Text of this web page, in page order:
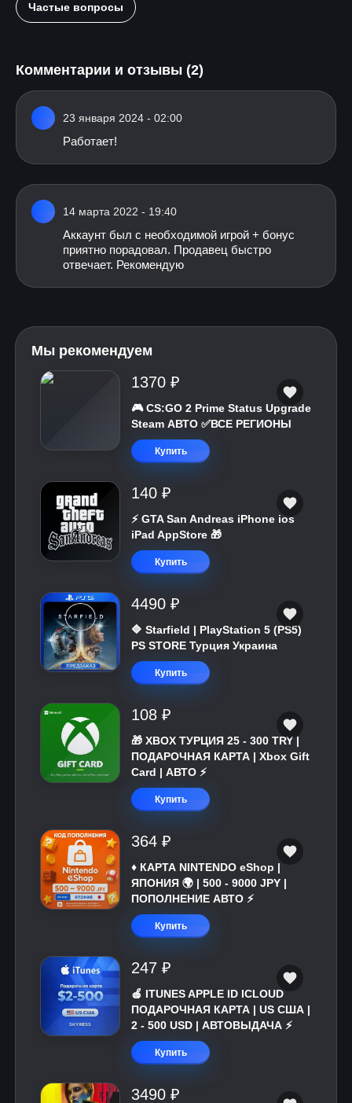
Частые вопросы
Комментарии и отзывы (2)
23 января 2024 - 02:00
Работает!
14 марта 2022 - 19:40
Аккаунт был с необходимой игрой + бонус
приятно порадовал. Продавец быстро
отвечает. Рекомендую
Мы рекомендуем
1370 ₽
🎮 CS:GO 2 Prime Status Upgrade
Steam АВТО ✅ВСЕ РЕГИОНЫ
Купить
140 ₽
⚡️ GTA San Andreas iPhone ios
iPad AppStore 🎁
Купить
4490 ₽
🔷 Starfield | PlayStation 5 (PS5)
PS STORE Турция Украина
Купить
108 ₽
🎁 XBOX ТУРЦИЯ 25 - 300 TRY |
ПОДАРОЧНАЯ КАРТА | Xbox Gift
Card | АВТО ⚡
Купить
364 ₽
♦️ КАРТА NINTENDO eShop |
ЯПОНИЯ 🌍 | 500 - 9000 JPY |
ПОПОЛНЕНИЕ АВТО ⚡
Купить
247 ₽
🍎 ITUNES APPLE ID ICLOUD
ПОДАРОЧНАЯ КАРТА | US США |
2 - 500 USD | АВТОВЫДАЧА ⚡️
Купить
3490 ₽